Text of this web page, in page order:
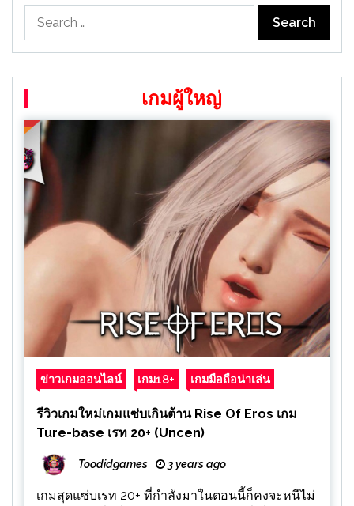
เกมผู้ใหญ่
ข่าวเกมออนไลน์ เกม18+ เกมมือถือน่าเล่น
รีวิวเกมใหม่เกมแซ่บเกินต้าน Rise Of Eros เกม
Ture-base เรท 20+ (Uncen)
Toodidgames 3 years ago
เกมสุดแซ่บเรท 20+ ที่กำลังมาในตอนนี้ก็คงจะหนีไม่